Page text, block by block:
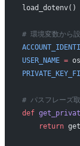
load_dotenv()
# 環境変数から
USER_NAME =
# パスフレーズ
def
    return